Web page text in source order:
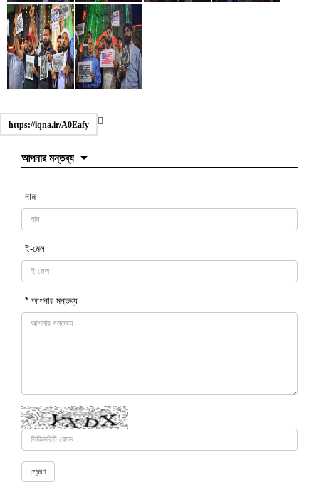
https://iqna.ir/A0Eafy
আপনার মন্তব্য
নাম
ই-মেল
* আপনার মন্তব্য